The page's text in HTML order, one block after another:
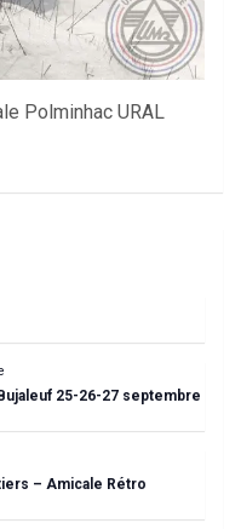
Polminhac URAL
25-26-27 septembre
– Amicale Rétro